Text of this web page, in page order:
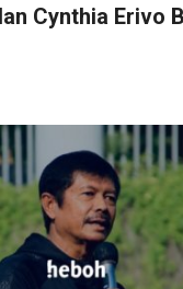
Cynthia Erivo